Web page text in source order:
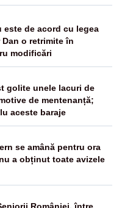
este de acord cu legea
o retrimite în
modificări
golite unele lacuri de
de mentenanță;
aceste baraje
se amână pentru ora
a obținut toate avizele